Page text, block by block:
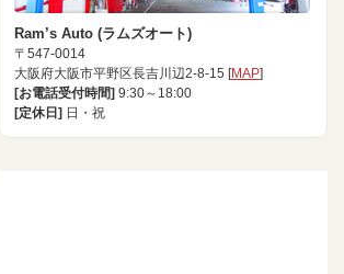
Ram’s Auto (ラムズオート)
〒547-0014
大阪府大阪市平野区長吉川辺2-8-15 [MAP]
[お電話受付時間] 9:30～18:00
[定休日] 日・祝